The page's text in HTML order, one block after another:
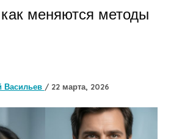
меняются методы
Васильев / 22 марта, 2026